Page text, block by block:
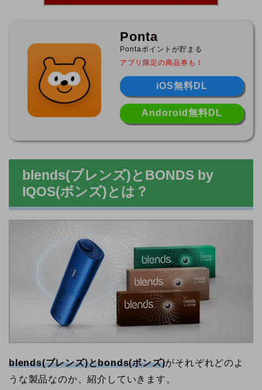
Ponta
Pontaポイントが貯まる
アプリ限定の商品券も！
iOS無料DL
Andoroid無料DL
blends(ブレンズ)とBONDS by
IQOS(ボンズ)とは？
blends(ブレンズ)とbonds(ボンズ)がそれぞれどのよ
うな製品なのか、紹介していきます。